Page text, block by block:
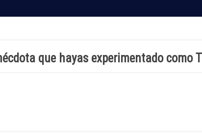
que hayas experimentado como